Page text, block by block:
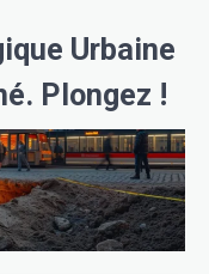
Urbaine
Plongez !